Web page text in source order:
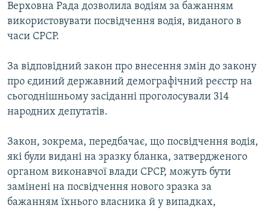
ДОЛУЧАЙСЯ!
Усі сайти RFE/RL
Верховна Рада дозволила водіям за бажанням
використовувати посвідчення водія, виданого в
часи СРСР.
За відповідний закон про внесення змін до закону
про єдиний державний демографічний реєстр на
сьогоднішньому засіданні проголосували 314
народних депутатів.
Закон, зокрема, передбачає, що посвідчення водія,
які були видані на зразку бланка, затвердженого
органом виконавчої влади СРСР, можуть бути
замінені на посвідчення нового зразка за
бажанням їхнього власника й у випадках,